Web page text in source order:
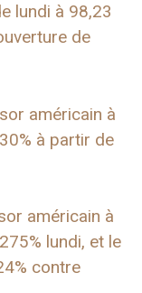
lundi à 98,23
de
américain à
à partir de
américain à
lundi, et le
contre